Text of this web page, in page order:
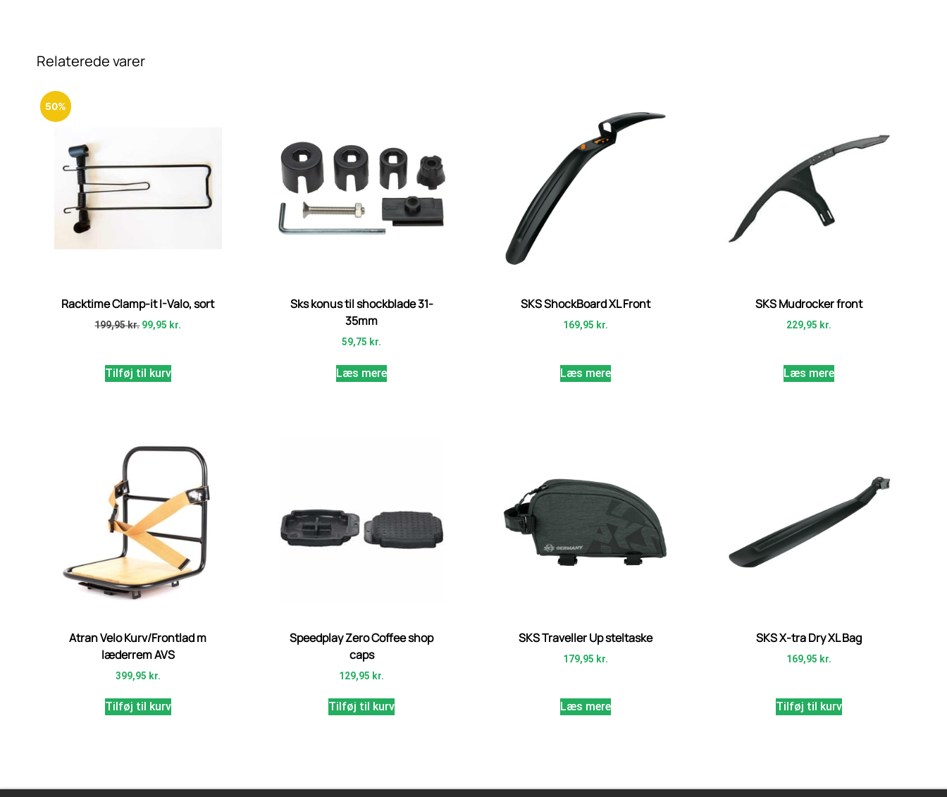
Relaterede varer
50%
Racktime Clamp-it I-Valo, sort
199,95kr. 99,95 kr.
Tilføj til kurv
Sks konus til shockblade 31-
35mm
59,75 kr.
Læs mere
SKS ShockBoard XL Front
169,95 kr.
Læs mere
SKS Mudrocker front
229,95 kr.
Læs mere
Atran Velo Kurv/Frontlad m
læderrem AVS
399,95 kr.
Tilføj til kurv
Speedplay Zero Coffee shop
caps
129,95 kr.
Tilføj til kurv
SKS Traveller Up steltaske
179,95 kr.
Læs mere
SKS X-tra Dry XL Bag
169,95 kr.
Tilføj til kurv